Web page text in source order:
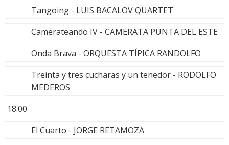
Tangoing - LUIS BACALOV QUARTET
Camerateando IV - CAMERATA PUNTA DEL ESTE
Onda Brava - ORQUESTA TÍPICA RANDOLFO
Treinta y tres cucharas y un tenedor - RODOLFO
MEDEROS
18.00
El Cuarto - JORGE RETAMOZA